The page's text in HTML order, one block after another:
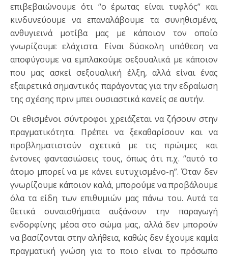
επιβεβαιώνουμε ότι “ο έρωτας είναι τυφλός” και
κινδυνεύουμε να επαναλάβουμε τα συνηθισμένα,
ανθυγιεινά μοτίβα μας με κάποιον τον οποίο
γνωρίζουμε ελάχιστα. Είναι δύσκολη υπόθεση να
αποφύγουμε να εμπλακούμε σεξουαλικά με κάποιον
που μας ασκεί σεξουαλική έλξη, αλλά είναι ένας
εξαιρετικά σημαντικός παράγοντας για την εδραίωση
της σχέσης πριν μπει ουσιαστικά κανείς σε αυτήν.
Οι εθισμένοι σύντροφοι χρειάζεται να ζήσουν στην
πραγματικότητα. Πρέπει να ξεκαθαρίσουν και να
προβληματιστούν σχετικά με τις πρώιμες και
έντονες φαντασιώσεις τους, όπως ότι π.χ. “αυτό το
άτομο μπορεί να με κάνει ευτυχισμένο-η”. Όταν δεν
γνωρίζουμε κάποιον καλά, μπορούμε να προβάλουμε
όλα τα είδη των επιθυμιών μας πάνω του. Αυτά τα
θετικά συναισθήματα αυξάνουν την παραγωγή
ενδορφίνης μέσα στο σώμα μας, αλλά δεν μπορούν
να βασίζονται στην αλήθεια, καθώς δεν έχουμε καμία
πραγματική γνώση για το ποιο είναι το πρόσωπο